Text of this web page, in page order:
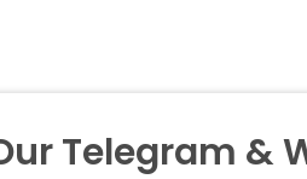
Telegram &